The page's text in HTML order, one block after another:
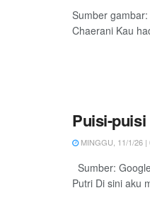
Sumber
Chaerani Kau
Puisi-
MINGGU, 11/1/26 |
Sumber:
Putri Di sini aku